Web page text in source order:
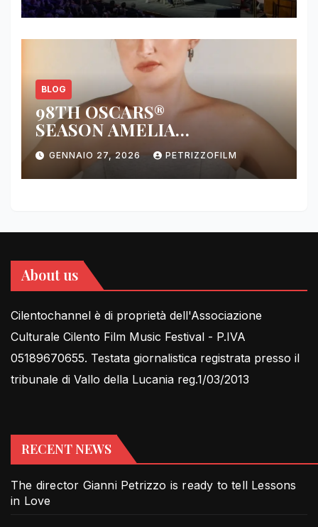
BLOG
98TH OSCARS®
SEASON AMELIA
DIMOLDENBERG RETURNS
FOR THIRD YEAR
GENNAIO 27, 2026 PETRIZZOFILM
About us
Cilentochannel è di proprietà dell'Associazione
Culturale Cilento Film Music Festival - P.IVA
05189670655. Testata giornalistica registrata presso il
tribunale di Vallo della Lucania reg.1/03/2013
RECENT NEWS
The director Gianni Petrizzo is ready to tell Lessons
in Love